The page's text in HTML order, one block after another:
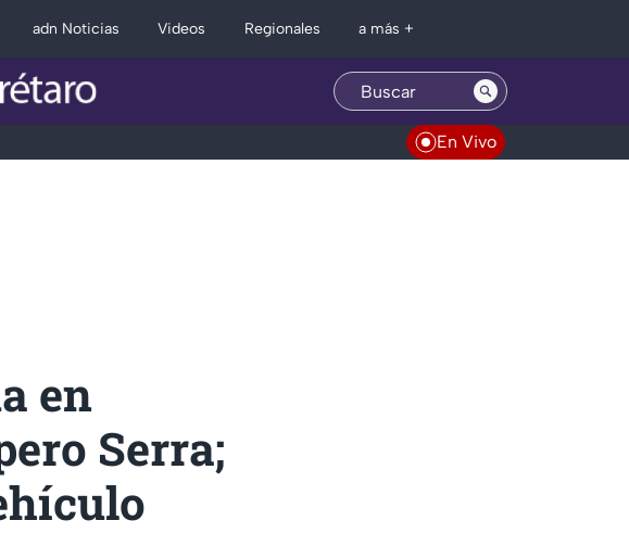
adn Noticias Videos Regionales a más +
En Vivo
en
Serra;